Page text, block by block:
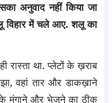
अनुवाद नहीं किया जा
में चले आए. शलू का
रास्ता था. प्लेटों के ख़राब
वहां तार और डाकख़ाने
के मंगाने और भेजने का ठीक